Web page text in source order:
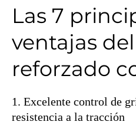
Las 7
ventajas
reforzado
1. Excelente control de
resistencia a la tracción